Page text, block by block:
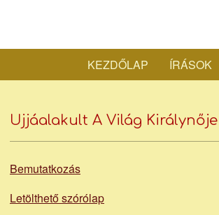
KEZDŐLAP ÍRÁSOK
Ujjáalakult A Világ
Bemutatkozás
Letölthető szórólap